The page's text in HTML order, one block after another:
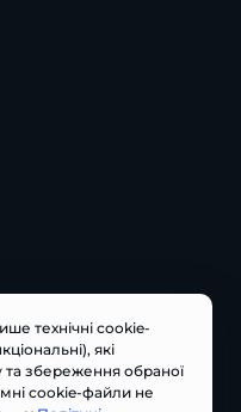
технічні cookie-
які
та збереження обраної
cookie-файли не